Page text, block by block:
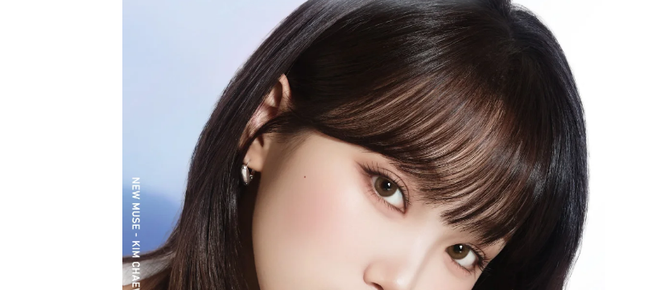
クーポン詳細